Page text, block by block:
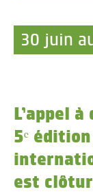
30 juin
L’appel
5ᵉ
est